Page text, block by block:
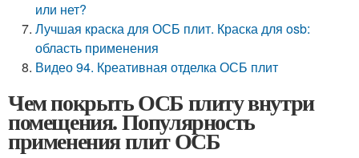
или нет?
Лучшая краска для ОСБ плит. Краска для osb:
область применения
Видео 94. Креативная отделка ОСБ плит
Чем покрыть ОСБ плиту внутри
помещения. Популярность
применения плит ОСБ